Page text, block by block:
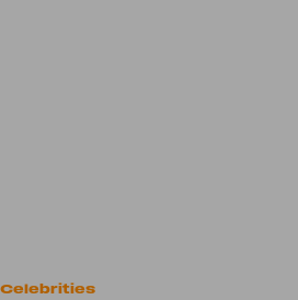
Celebrities